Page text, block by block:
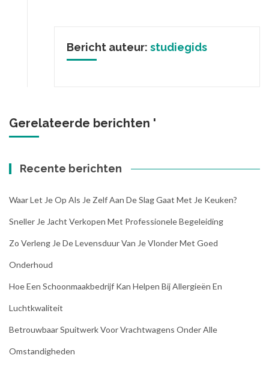
Bericht auteur: studiegids
Gerelateerde berichten '
Recente berichten
Waar Let Je Op Als Je Zelf Aan De Slag Gaat Met Je Keuken?
Sneller Je Jacht Verkopen Met Professionele Begeleiding
Zo Verleng Je De Levensduur Van Je Vlonder Met Goed
Onderhoud
Hoe Een Schoonmaakbedrijf Kan Helpen Bij Allergieën En
Luchtkwaliteit
Betrouwbaar Spuitwerk Voor Vrachtwagens Onder Alle
Omstandigheden